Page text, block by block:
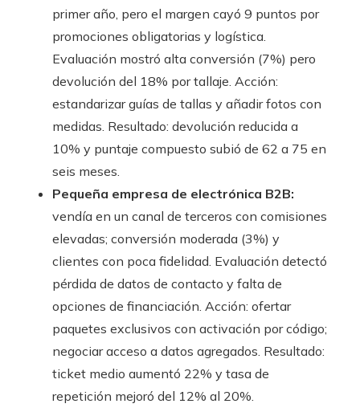
primer año, pero el margen cayó 9 puntos por
promociones obligatorias y logística.
Evaluación mostró alta conversión (7%) pero
devolución del 18% por tallaje. Acción:
estandarizar guías de tallas y añadir fotos con
medidas. Resultado: devolución reducida a
10% y puntaje compuesto subió de 62 a 75 en
seis meses.
Pequeña empresa de electrónica B2B:
vendía en un canal de terceros con comisiones
elevadas; conversión moderada (3%) y
clientes con poca fidelidad. Evaluación detectó
pérdida de datos de contacto y falta de
opciones de financiación. Acción: ofertar
paquetes exclusivos con activación por código;
negociar acceso a datos agregados. Resultado:
ticket medio aumentó 22% y tasa de
repetición mejoró del 12% al 20%.